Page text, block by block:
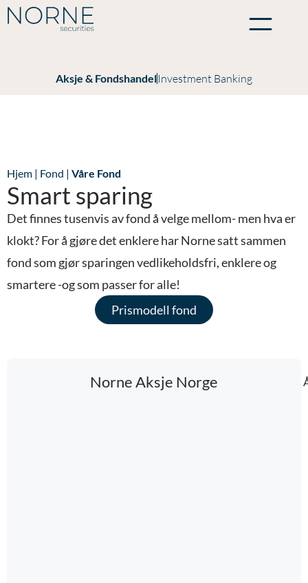
Aksje & FondshandelInvestment Banking
Hjem | Fond | Våre Fond
Smart sparing
Det finnes tusenvis av fond å velge mellom- men hva er
klokt? For å gjøre det enklere har Norne satt sammen
fond som gjør sparingen vedlikeholdsfri, enklere og
smartere -og som passer for alle!
Prismodell fond
Norne Aksje Norge